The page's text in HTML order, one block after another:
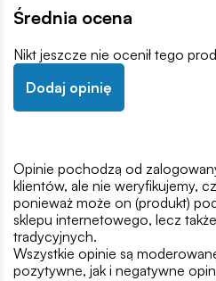
Średnia ocena
Nikt jeszcze nie ocenił tego
Dodaj opinię
Opinie pochodzą od
klientów, ale nie weryfikujemy,
ponieważ może on (produkt)
sklepu internetowego, lecz
tradycyjnych.
Wszystkie opinie są
pozytywne, jak i negatywne